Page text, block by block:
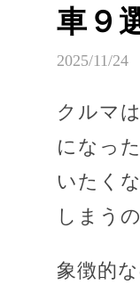
車９
2025/11/24
クルマ
になっ
いたく
しまう
象徴的